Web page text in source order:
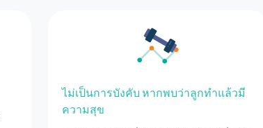
ไม่เป็นการบังคับ หากพบว่าลูกทำแล้วมี
ความสุข